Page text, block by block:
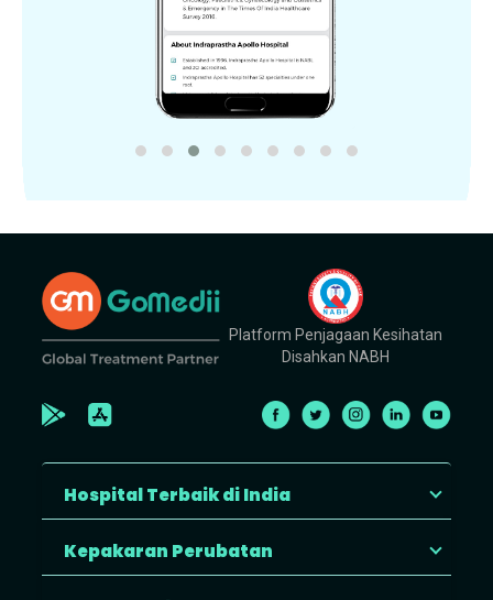
Platform Penjagaan Kesihatan
Disahkan NABH
Hospital Terbaik di India
Kepakaran Perubatan